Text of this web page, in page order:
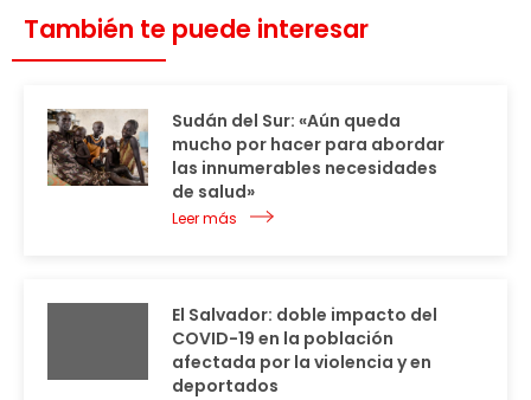
También te puede interesar
Sudán del Sur: «Aún queda
mucho por hacer para abordar
las innumerables necesidades
de salud»
Leer más
El Salvador: doble impacto del
COVID-19 en la población
afectada por la violencia y en
deportados